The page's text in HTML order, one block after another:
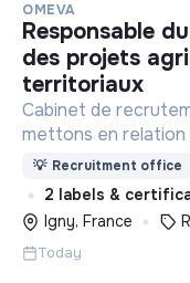
OMEVA
responsable du développement
des projets
territoriaux
Cabinet de
mettons en relation
soucieuses de
ensemble pour un
💡 Recruitment office
2 labels &
Igny, France
Today